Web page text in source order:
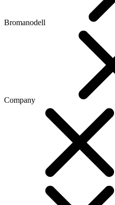
Bromanodell
Company